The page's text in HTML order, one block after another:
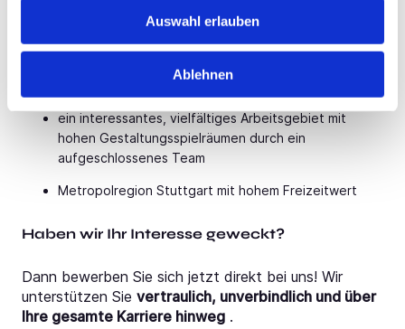
Auswahl erlauben
Ablehnen
finanzierte Fort- und Weiterbildungsmöglichkeiten
familienfreundliche, individuell zu vereinbarende
Teilzeitmodelle, die auf Ihre persönlichen Wünsche
ein interessantes, vielfältiges Arbeitsgebiet mit
hohen Gestaltungsspielräumen durch ein
aufgeschlossenes Team
Metropolregion Stuttgart mit hohem Freizeitwert
Haben wir Ihr Interesse geweckt?
Dann bewerben Sie sich jetzt direkt bei uns! Wir
unterstützen Sie vertraulich, unverbindlich und über
Ihre gesamte Karriere hinweg .